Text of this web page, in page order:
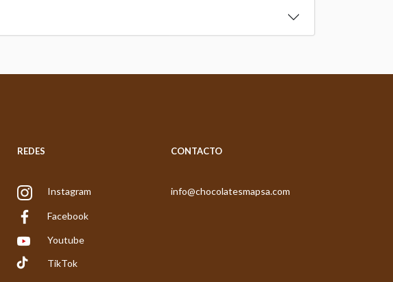
REDES
Instagram
Facebook
Youtube
TikTok
CONTACTO
info@chocolatesmapsa.com